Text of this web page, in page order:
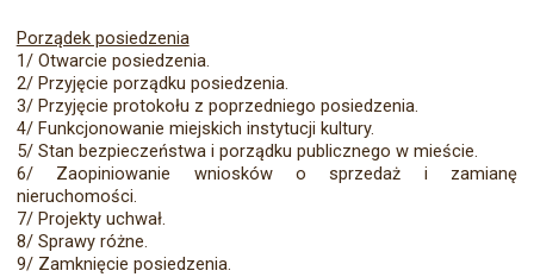
Porządek posiedzenia
1/ Otwarcie posiedzenia.
2/ Przyjęcie porządku posiedzenia.
3/ Przyjęcie protokołu z poprzedniego posiedzenia.
4/ Funkcjonowanie miejskich instytucji kultury.
5/ Stan bezpieczeństwa i porządku publicznego w mieście.
6/ Zaopiniowanie wniosków o sprzedaż i zamianę
nieruchomości.
7/ Projekty uchwał.
8/ Sprawy różne.
9/ Zamknięcie posiedzenia.